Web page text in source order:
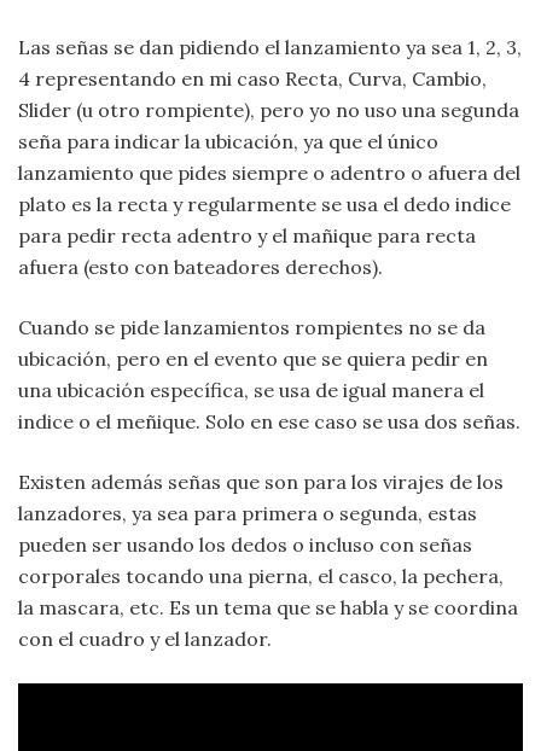
Las señas se dan pidiendo el lanzamiento ya sea 1, 2, 3,
4 representando en mi caso Recta, Curva, Cambio,
Slider (u otro rompiente), pero yo no uso una segunda
seña para indicar la ubicación, ya que el único
lanzamiento que pides siempre o adentro o afuera del
plato es la recta y regularmente se usa el dedo indice
para pedir recta adentro y el mañique para recta
afuera (esto con bateadores derechos).
Cuando se pide lanzamientos rompientes no se da
ubicación, pero en el evento que se quiera pedir en
una ubicación específica, se usa de igual manera el
indice o el meñique. Solo en ese caso se usa dos señas.
Existen además señas que son para los virajes de los
lanzadores, ya sea para primera o segunda, estas
pueden ser usando los dedos o incluso con señas
corporales tocando una pierna, el casco, la pechera,
la mascara, etc. Es un tema que se habla y se coordina
con el cuadro y el lanzador.